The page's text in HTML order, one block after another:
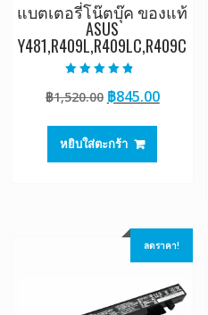
แบตเตอรี่โน๊ตบุ๊ค ของแท้
ASUS
Y481,R409L,R409LC,R409C
4.50
ตั้งแต่ 1-5
฿1,520.00 Original
was:
฿1,520.00.
฿845.00Current
หยิบใส่ตะกร้า
ลดราคา!